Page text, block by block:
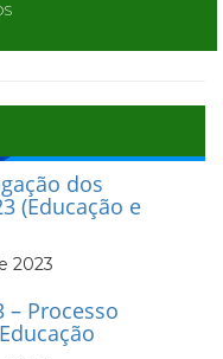
dos
(Educação e
2023
– Processo